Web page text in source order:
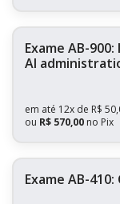
Exame AB-
AI
em até 12x de R$
ou R$ 570,00 no Pix
Exame AB-